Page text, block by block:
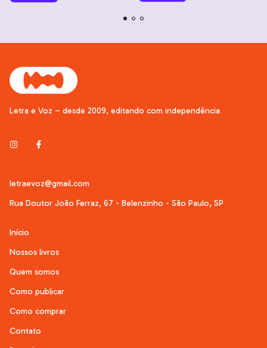
Letra e Voz – desde 2009, editando com independência
letraevoz@gmail.com
Rua Doutor João Ferraz, 67 - Belenzinho - São Paulo, SP
Início
Nossos livros
Quem somos
Como publicar
Como comprar
Contato